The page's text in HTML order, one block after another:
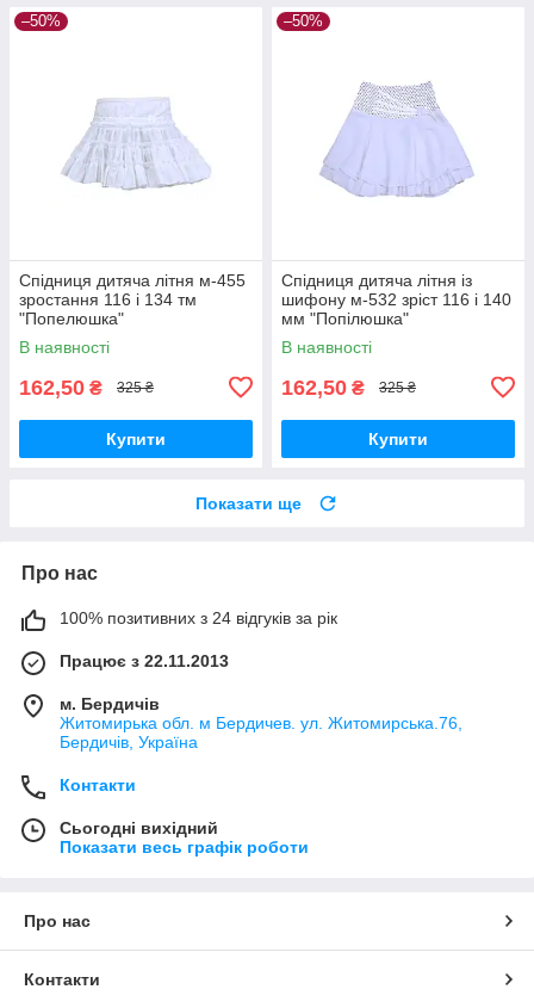
–50%
Спідниця дитяча літня м-455
зростання 116 і 134 тм
"Попелюшка"
В наявності
162,50 ₴ 325 ₴
Купити
–50%
Спідниця дитяча літня із
шифону м-532 зріст 116 і 140
мм "Попілюшка"
В наявності
162,50 ₴ 325 ₴
Купити
Показати ще
Про нас
100% позитивних з 24 відгуків за рік
Працює з 22.11.2013
м. Бердичів
Житомирька обл. м Бердичев. ул. Житомирська.76,
Бердичів, Україна
Контакти
Сьогодні вихідний
Показати весь графік роботи
Про нас
Контакти